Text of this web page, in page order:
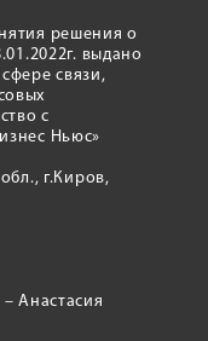
решения о
выдано
связи,
с
Ньюс»
г.Киров,
Анастасия